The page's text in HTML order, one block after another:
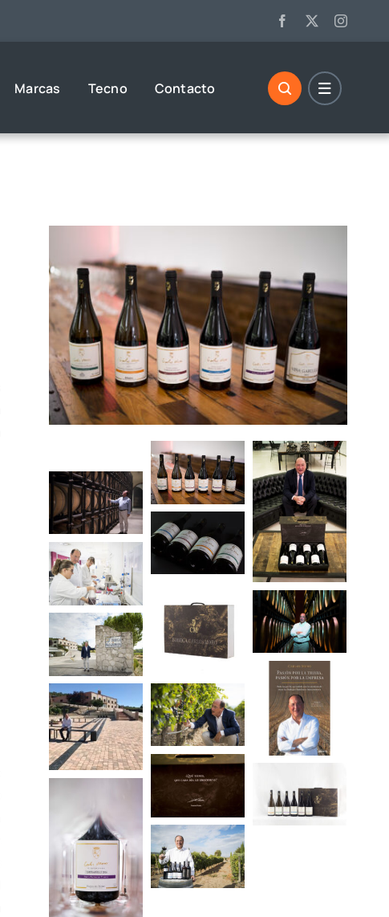
Marcas Tecno Contacto